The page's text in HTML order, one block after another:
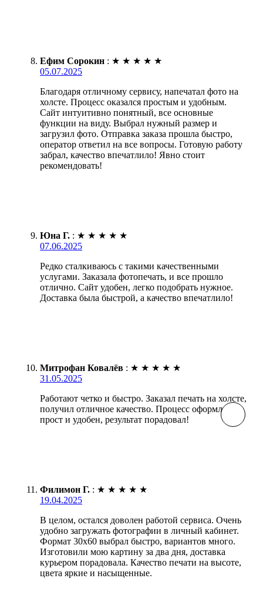
Ефим Сорокин : ★ ★ ★ ★ ★
05.07.2025
Благодаря отличному сервису, напечатал фото на
холсте. Процесс оказался простым и удобным.
Сайт интуитивно понятный, все основные
функции на виду. Выбрал нужный размер и
загрузил фото. Отправка заказа прошла быстро,
оператор ответил на все вопросы. Готовую работу
забрал, качество впечатлило! Явно стоит
рекомендовать!
Юна Г. : ★ ★ ★ ★ ★
07.06.2025
Редко сталкиваюсь с такими качественными
услугами. Заказала фотопечать, и все прошло
отлично. Сайт удобен, легко подобрать нужное.
Доставка была быстрой, а качество впечатлило!
Митрофан Ковалёв : ★ ★ ★ ★ ★
31.05.2025
Работают четко и быстро. Заказал печать на холсте,
получил отличное качество. Процесс оформления
прост и удобен, результат порадовал!
Филимон Г. : ★ ★ ★ ★ ★
19.04.2025
В целом, остался доволен работой сервиса. Очень
удобно загружать фотографии в личный кабинет.
Формат 30х60 выбрал быстро, вариантов много.
Изготовили мою картину за два дня, доставка
курьером порадовала. Качество печати на высоте,
цвета яркие и насыщенные.